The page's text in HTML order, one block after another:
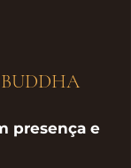
BUDDHA
presença e